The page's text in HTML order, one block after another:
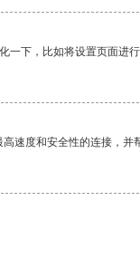
一下，比如将设置页面进行
速度和安全性的连接，并